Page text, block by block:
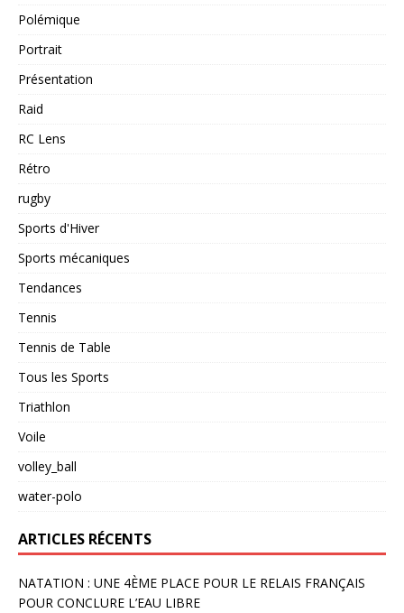
Polémique
Portrait
Présentation
Raid
RC Lens
Rétro
rugby
Sports d'Hiver
Sports mécaniques
Tendances
Tennis
Tennis de Table
Tous les Sports
Triathlon
Voile
volley_ball
water-polo
ARTICLES RÉCENTS
NATATION : UNE 4ÈME PLACE POUR LE RELAIS FRANÇAIS
POUR CONCLURE L’EAU LIBRE